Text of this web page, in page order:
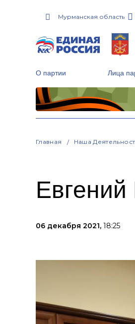
Мурманская область
О партии Лица
Главная Наша
06 декабря 2021, 18:25